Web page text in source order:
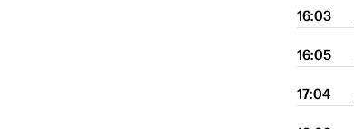
16:03
16:05
17:04